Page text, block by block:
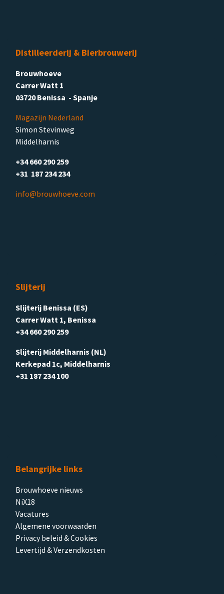
Distilleerderij & Bierbrouwerij
Brouwhoeve
Carrer Watt 1
03720 Benissa - Spanje
Magazijn Nederland
Simon Stevinweg
Middelharnis
+34 660 290 259
+31 187 234 234
info@brouwhoeve.com
Slijterij
Slijterij Benissa (ES)
Carrer Watt 1, Benissa
+34 660 290 259
Slijterij Middelharnis (NL)
Kerkepad 1c, Middelharnis
+31 187 234 100
Belangrijke links
Brouwhoeve nieuws
NiX18
Vacatures
Algemene voorwaarden
Privacy beleid & Cookies
Levertijd & Verzendkosten